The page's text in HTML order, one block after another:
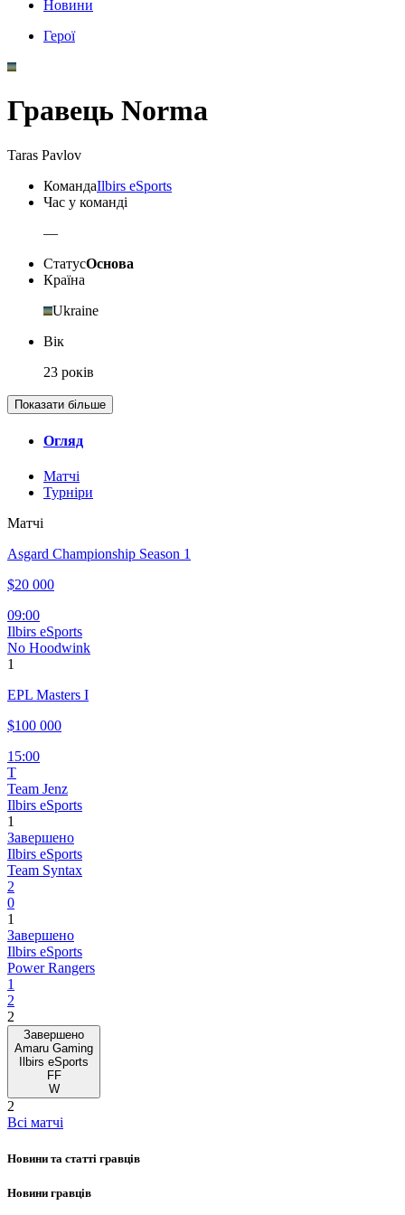
Новини
Герої
Гравець Norma
Taras Pavlov
КомандаIlbirs eSports
Час у команді
—
СтатусОснова
Країна
Ukraine
Вік
23 років
Показати більше
Огляд
Матчі
Турніри
Матчі
Asgard Championship Season 1
$20 000
09:00
Ilbirs eSports
No Hoodwink
1
EPL Masters I
$100 000
15:00
T
Team Jenz
Ilbirs eSports
1
Завершено
Ilbirs eSports
Team Syntax
2
0
1
Завершено
Ilbirs eSports
Power Rangers
1
2
2
Завершено
Amaru Gaming
Ilbirs eSports
FF
W
2
Всі матчі
Новини та статті гравців
Новини гравців